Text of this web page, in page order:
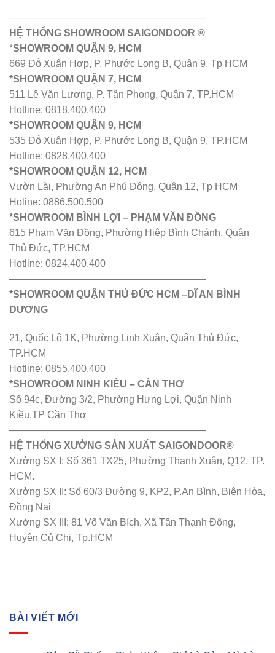
————————————————————
HỆ THỐNG SHOWROOM SAIGONDOOR ®
*SHOWROOM QUẬN 9, HCM
669 Đỗ Xuân Hợp, P. Phước Long B, Quận 9, Tp HCM
*SHOWROOM QUẬN 7, HCM
511 Lê Văn Lương, P. Tân Phong, Quận 7, TP.HCM
Hotline: 0818.400.400
*SHOWROOM QUẬN 9, HCM
535 Đỗ Xuân Hợp, P. Phước Long B, Quận 9, TP.HCM
Hotline: 0828.400.400
*SHOWROOM QUẬN 12, HCM
Vườn Lài, Phường An Phú Đông, Quận 12, Tp HCM
Holine: 0886.500.500
*SHOWROOM BÌNH LỢI – PHẠM VĂN ĐỒNG
615 Phạm Văn Đồng, Phường Hiệp Bình Chánh, Quận
Thủ Đức, TP.HCM
Hotline: 0824.400.400
————————————————————
*SHOWROOM QUẬN THỦ ĐỨC HCM –DĨ AN BÌNH
DƯƠNG
21, Quốc Lộ 1K, Phường Linh Xuân, Quận Thủ Đức,
TP.HCM
Hotline: 0855.400.400
*SHOWROOM NINH KIỀU – CẦN THƠ
Số 94c, Đường 3/2, Phường Hưng Lợi, Quận Ninh
Kiều,TP Cần Thơ
————————————————————
HỆ THỐNG XƯỞNG SẢN XUẤT SAIGONDOOR®
Xưởng SX I: Số 361 TX25, Phường Thạnh Xuân, Q12, TP.
HCM.
Xưởng SX II: Số 60/3 Đường 9, KP2, P.An Bình, Biên Hòa,
Đồng Nai
Xưởng SX III: 81 Võ Văn Bích, Xã Tân Thạnh Đông,
Huyện Củ Chi, Tp.HCM
BÀI VIẾT MỚI